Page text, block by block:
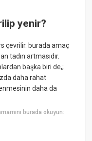
yenir?
çevrilir. burada amaç
tadın artmasıdır.
başka biri de,;
daha rahat
daha da
burada okuyun: